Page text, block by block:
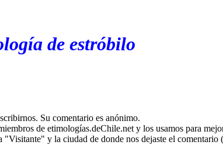
de estróbilo
Su comentario es anónimo.
de etimologías.deChile.net y los usamos para
y la ciudad de donde nos dejaste el comentario